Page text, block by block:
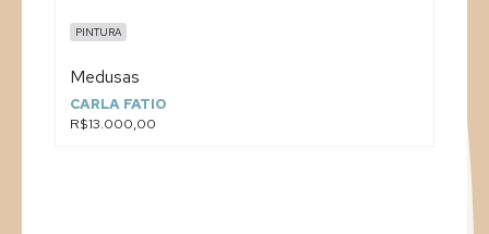
PINTURA
Medusas
CARLA FATIO
R$13.000,00